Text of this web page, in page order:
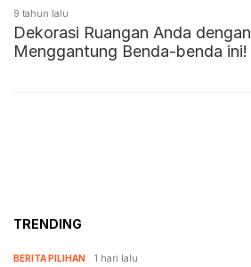
9 tahun lalu
Dekorasi Ruangan Anda dengan
Menggantung Benda-benda ini!
TRENDING
BERITA PILIHAN 1 hari lalu